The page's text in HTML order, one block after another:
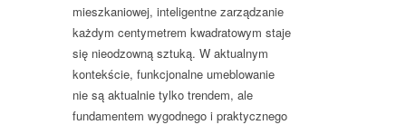
mieszkaniowej, inteligentne zarządzanie
każdym centymetrem kwadratowym staje
się nieodzowną sztuką. W aktualnym
kontekście, funkcjonalne umeblowanie
nie są aktualnie tylko trendem, ale
fundamentem wygodnego i praktycznego